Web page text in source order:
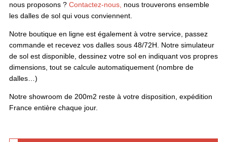
nous proposons ? Contactez-nous, nous trouverons ensemble
les dalles de sol qui vous conviennent.
Notre boutique en ligne est également à votre service, passez
commande et recevez vos dalles sous 48/72H. Notre simulateur
de sol est disponible, dessinez votre sol en indiquant vos propres
dimensions, tout se calcule automatiquement (nombre de
dalles…)
Notre showroom de 200m2 reste à votre disposition, expédition
France entière chaque jour.